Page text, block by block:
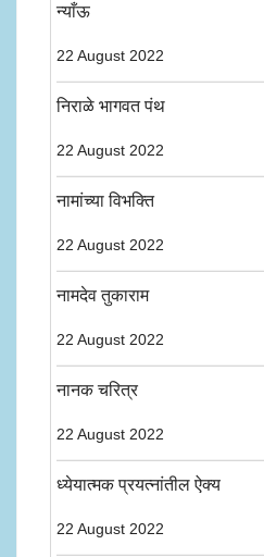
न्याँऊ
22 August 2022
निराळे भागवत पंथ
22 August 2022
नामांच्या विभक्ति
22 August 2022
नामदेव तुकाराम
22 August 2022
नानक चरित्र
22 August 2022
ध्येयात्मक प्रयत्नांतील ऐक्य
22 August 2022